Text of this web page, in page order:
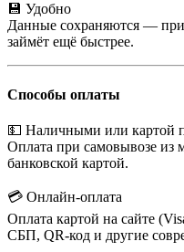
💾 Удобно
Данные сохраняются —
займёт ещё быстрее.
Способы оплаты
💵 Наличными или картой
Оплата при самовывозе
банковской картой.
💳 Онлайн-оплата
Оплата картой на сайте
СБП, QR-код и другие